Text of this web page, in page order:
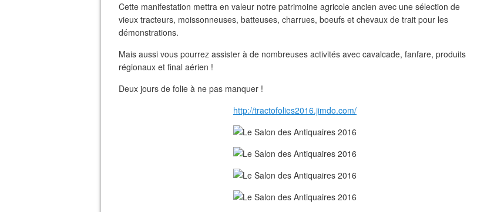
Cette manifestation mettra en valeur notre patrimoine agricole ancien avec une sélection de
vieux tracteurs, moissonneuses, batteuses, charrues, boeufs et chevaux de trait pour les
démonstrations.
Mais aussi vous pourrez assister à de nombreuses activités avec cavalcade, fanfare, produits
régionaux et final aérien !
Deux jours de folie à ne pas manquer !
http://tractofolies2016.jimdo.com/